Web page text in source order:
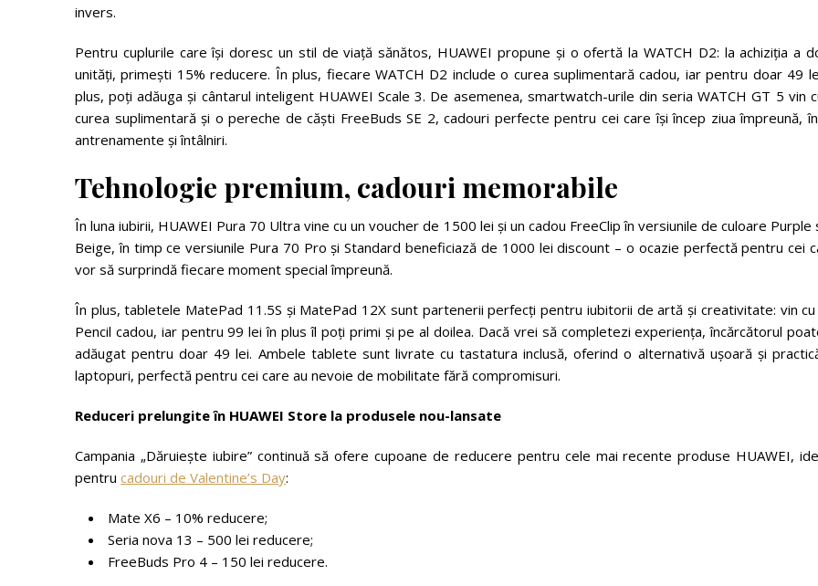
invers.
Pentru cuplurile care își doresc un stil de viață sănătos, HUAWEI propune și o ofertă la WATCH D2: la achiziția a
unități, primești 15% reducere. În plus, fiecare WATCH D2 include o curea suplimentară cadou, iar pentru doar 49
plus, poți adăuga și cântarul inteligent HUAWEI Scale 3. De asemenea, smartwatch-urile din seria WATCH GT 5 vin
curea suplimentară și o pereche de căști FreeBuds SE 2, cadouri perfecte pentru cei care își încep ziua împreună,
antrenamente și întâlniri.
Tehnologie premium, cadouri memorabile
În luna iubirii, HUAWEI Pura 70 Ultra vine cu un voucher de 1500 lei și un cadou FreeClip în versiunile de culoare Purple
Beige, în timp ce versiunile Pura 70 Pro și Standard beneficiază de 1000 lei discount – o ocazie perfectă pentru cei
vor să surprindă fiecare moment special împreună.
În plus, tabletele MatePad 11.5S și MatePad 12X sunt partenerii perfecți pentru iubitorii de artă și creativitate: vin
Pencil cadou, iar pentru 99 lei în plus îl poți primi și pe al doilea. Dacă vrei să completezi experiența, încărcătorul
adăugat pentru doar 49 lei. Ambele tablete sunt livrate cu tastatura inclusă, oferind o alternativă ușoară și
laptopuri, perfectă pentru cei care au nevoie de mobilitate fără compromisuri.
Reduceri prelungite în HUAWEI Store la produsele nou-lansate
Campania „Dăruiește iubire” continuă să ofere cupoane de reducere pentru cele mai recente produse HUAWEI,
pentru cadouri de Valentine’s Day:
Mate X6 – 10% reducere;
Seria nova 13 – 500 lei reducere;
FreeBuds Pro 4 – 150 lei reducere.